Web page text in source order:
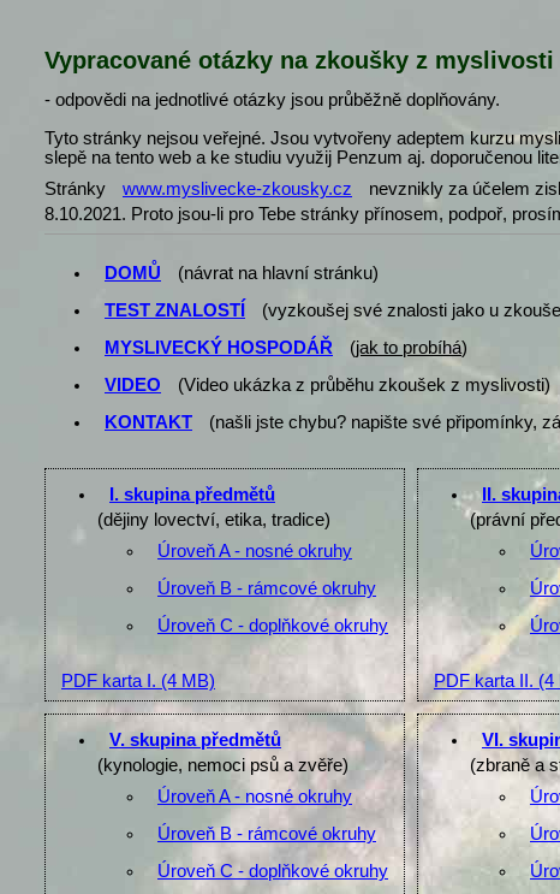
Vypracované otázky na zkoušky z myslivosti
- odpovědi na jednotlivé otázky jsou průběžně doplňovány.
Tyto stránky nejsou veřejné. Jsou vytvořeny adeptem kurzu
slepě na tento web a ke studiu využij Penzum aj. doporučenou
Stránky
www.myslivecke-zkousky.cz
nevznikly za účelem
8.10.2021. Proto jsou-li pro Tebe stránky přínosem, podpoř,
DOMŮ
(návrat na hlavní stránku)
TEST ZNALOSTÍ
(vyzkoušej své znalosti jako u
MYSLIVECKÝ HOSPODÁŘ
(jak to probíhá)
VIDEO
(Video ukázka z průběhu zkoušek z myslivosti)
KONTAKT
(našli jste chybu? napište své připomínky,
I. skupina předmětů
(dějiny lovectví, etika, tradice)
Úroveň A - nosné okruhy
Úroveň B - rámcové okruhy
Úroveň C - doplňkové okruhy
PDF karta I. (4 MB)
II.
(právní
PDF karta II. (4
V. skupina předmětů
(kynologie, nemoci psů a zvěře)
Úroveň A - nosné okruhy
Úroveň B - rámcové okruhy
Úroveň C - doplňkové okruhy
VI.
(zbraně a